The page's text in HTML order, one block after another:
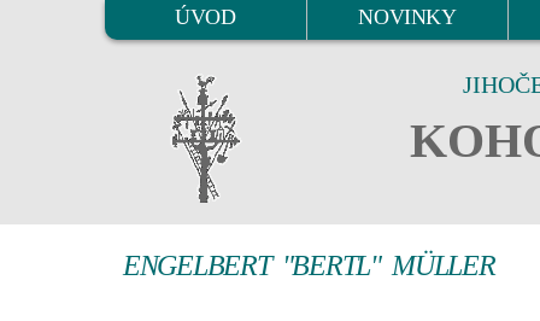
ÚVOD NOVINKY
ENGELBERT "BERTL" MÜLLER